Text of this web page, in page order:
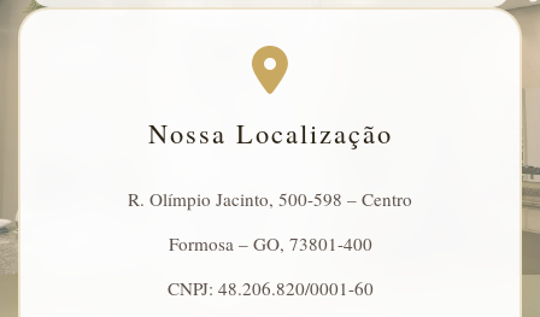
Nossa Localização
R. Olímpio Jacinto, 500-598 – Centro
Formosa – GO, 73801-400
CNPJ: 48.206.820/0001-60